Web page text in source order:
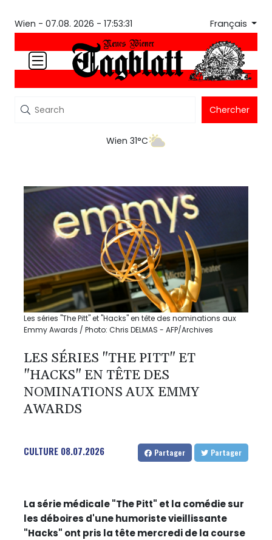
Wien - 07.08. 2026 - 17:53:31 Français
Chercher
Wien 31°C
Les séries "The Pitt" et "Hacks" en tête des nominations aux
Emmy Awards / Photo: Chris DELMAS - AFP/Archives
LES SÉRIES "THE PITT" ET
"HACKS" EN TÊTE DES
NOMINATIONS AUX EMMY
AWARDS
CULTURE 08.07.2026 Partager Partager
La série médicale "The Pitt" et la comédie sur
les déboires d'une humoriste vieillissante
"Hacks" ont pris la tête mercredi de la course